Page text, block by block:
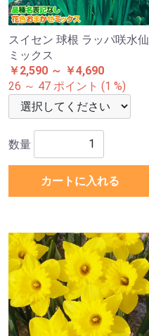
スイセン 球根 ラッパ咲水仙
ミックス
￥2,590 ～ ￥4,690
26 ～ 47 ポイント (1 %)
数量
カートに入れる